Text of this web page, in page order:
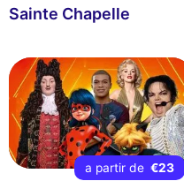
Sainte Chapelle
a partir de €23